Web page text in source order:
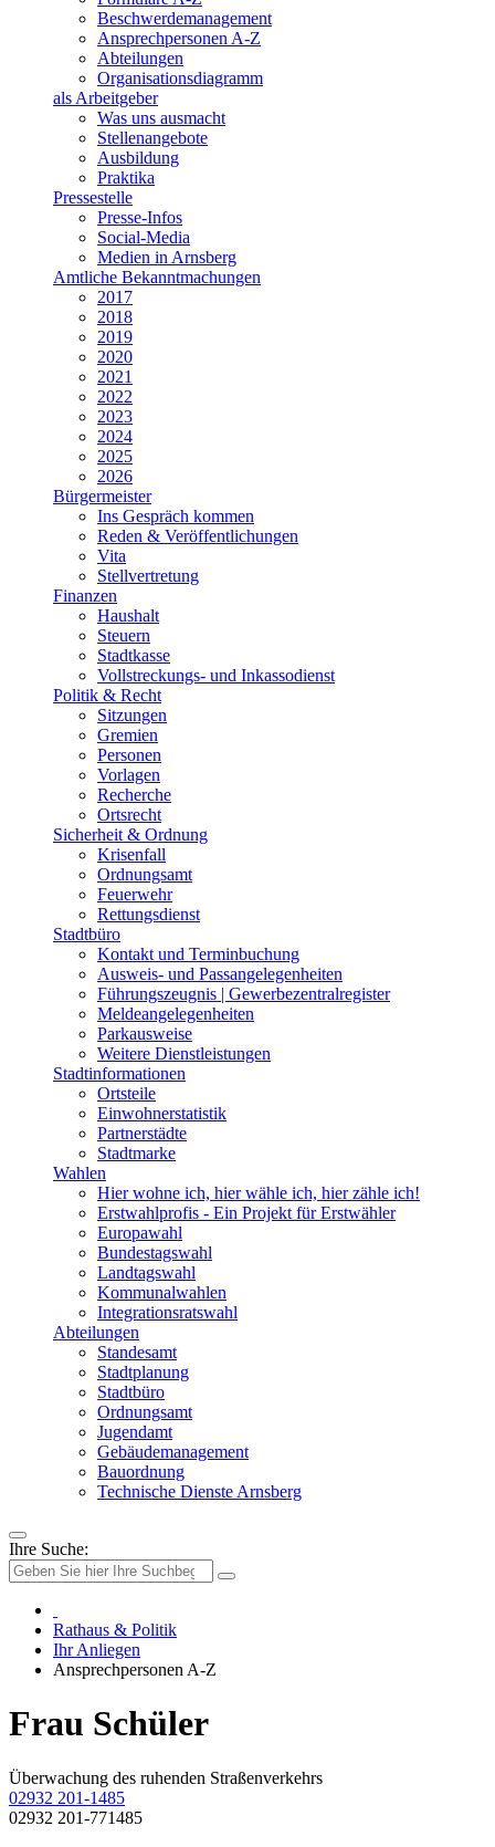
Beschwerdemanagement
Ansprechpersonen A-Z
Abteilungen
Organisationsdiagramm
als Arbeitgeber
Was uns ausmacht
Stellenangebote
Ausbildung
Praktika
Pressestelle
Presse-Infos
Social-Media
Medien in Arnsberg
Amtliche Bekanntmachungen
2017
2018
2019
2020
2021
2022
2023
2024
2025
2026
Bürgermeister
Ins Gespräch kommen
Reden & Veröffentlichungen
Vita
Stellvertretung
Finanzen
Haushalt
Steuern
Stadtkasse
Vollstreckungs- und Inkassodienst
Politik & Recht
Sitzungen
Gremien
Personen
Vorlagen
Recherche
Ortsrecht
Sicherheit & Ordnung
Krisenfall
Ordnungsamt
Feuerwehr
Rettungsdienst
Stadtbüro
Kontakt und Terminbuchung
Ausweis- und Passangelegenheiten
Führungszeugnis | Gewerbezentralregister
Meldeangelegenheiten
Parkausweise
Weitere Dienstleistungen
Stadtinformationen
Ortsteile
Einwohnerstatistik
Partnerstädte
Stadtmarke
Wahlen
Hier wohne ich, hier wähle ich, hier zähle ich!
Erstwahlprofis - Ein Projekt für Erstwähler
Europawahl
Bundestagswahl
Landtagswahl
Kommunalwahlen
Integrationsratswahl
Abteilungen
Standesamt
Stadtplanung
Stadtbüro
Ordnungsamt
Jugendamt
Gebäudemanagement
Bauordnung
Technische Dienste Arnsberg
Ihre Suche:
Rathaus & Politik
Ihr Anliegen
Ansprechpersonen A-Z
Frau Schüler
Überwachung des ruhenden Straßenverkehrs
02932 201-1485
02932 201-771485